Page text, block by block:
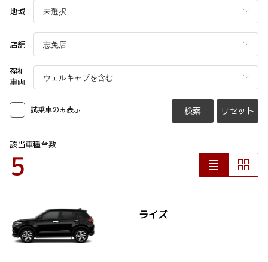
地域
店舗
福祉
車両
試乗車のみ表示 検索 リセット
該当車種台数
5
ライズ